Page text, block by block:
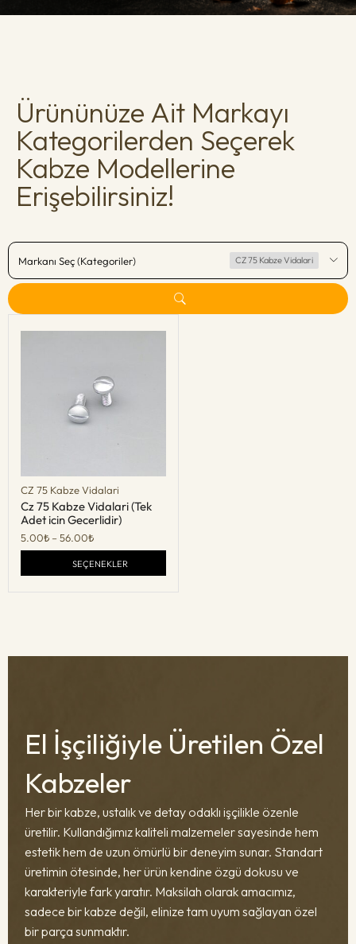
Ürününüze Ait Markayı
Kategorilerden Seçerek
Kabze Modellerine
Erişebilirsiniz!
Markanı Seç (Kategoriler) CZ 75 Kabze Vidalari
CZ 75 Kabze Vidalari
Cz 75 Kabze Vidalari (Tek
Adet icin Gecerlidir)
5.00₺ – 56.00₺
SEÇENEKLER
El İşçiliğiyle Üretilen Özel
Kabzeler
Her bir kabze, ustalık ve detay odaklı işçilikle özenle
üretilir. Kullandığımız kaliteli malzemeler sayesinde hem
estetik hem de uzun ömürlü bir deneyim sunar. Standart
üretimin ötesinde, her ürün kendine özgü dokusu ve
karakteriyle fark yaratır. Maksilah olarak amacımız,
sadece bir kabze değil, elinize tam uyum sağlayan özel
bir parça sunmaktır.